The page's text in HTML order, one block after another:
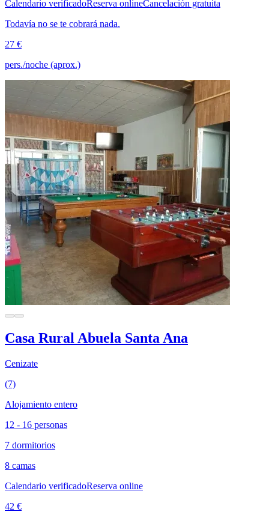
Calendario verificadoReserva onlineCancelación gratuita
Todavía no se te cobrará nada.
27 €
pers./noche (aprox.)
Casa Rural Abuela Santa Ana
Cenizate
(7)
Alojamiento entero
12 - 16 personas
7 dormitorios
8 camas
Calendario verificadoReserva online
42 €